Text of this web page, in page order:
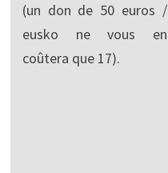
(un don de 50 euros /
eusko ne vous en
coûtera que 17).